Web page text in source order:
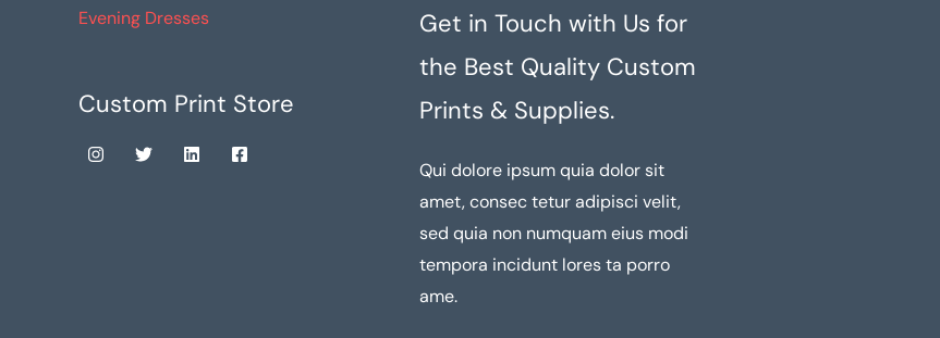
Evening Dresses
Custom Print Store
Get in Touch with Us for
the Best Quality Custom
Prints & Supplies.
Qui dolore ipsum quia dolor sit
amet, consec tetur adipisci velit,
sed quia non numquam eius modi
tempora incidunt lores ta porro
ame.